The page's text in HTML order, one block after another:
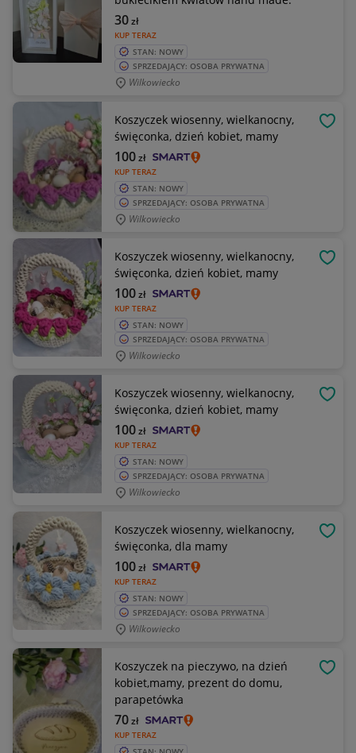
KUP TERAZ
30zł
STAN: NOWY
SPRZEDAJĄCY: OSOBA PRYWATNA
Wilkowiecko
Koszyczek wiosenny, wielkanocny,
święconka, dzień kobiet, mamy
KUP TERAZ
100zł
STAN: NOWY
SPRZEDAJĄCY: OSOBA PRYWATNA
Wilkowiecko
Koszyczek wiosenny, wielkanocny,
święconka, dzień kobiet, mamy
KUP TERAZ
100zł
STAN: NOWY
SPRZEDAJĄCY: OSOBA PRYWATNA
Wilkowiecko
Koszyczek wiosenny, wielkanocny,
święconka, dzień kobiet, mamy
KUP TERAZ
100zł
STAN: NOWY
SPRZEDAJĄCY: OSOBA PRYWATNA
Wilkowiecko
Koszyczek wiosenny, wielkanocny,
święconka, dla mamy
KUP TERAZ
100zł
STAN: NOWY
SPRZEDAJĄCY: OSOBA PRYWATNA
Wilkowiecko
Koszyczek na pieczywo, na dzień
kobiet,mamy, prezent do domu,
parapetówka
KUP TERAZ
70zł